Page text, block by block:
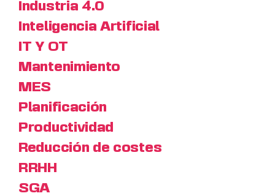
Industria 4.0
Inteligencia Artificial
IT Y OT
Mantenimiento
MES
Planificación
Productividad
Reducción de costes
RRHH
SGA